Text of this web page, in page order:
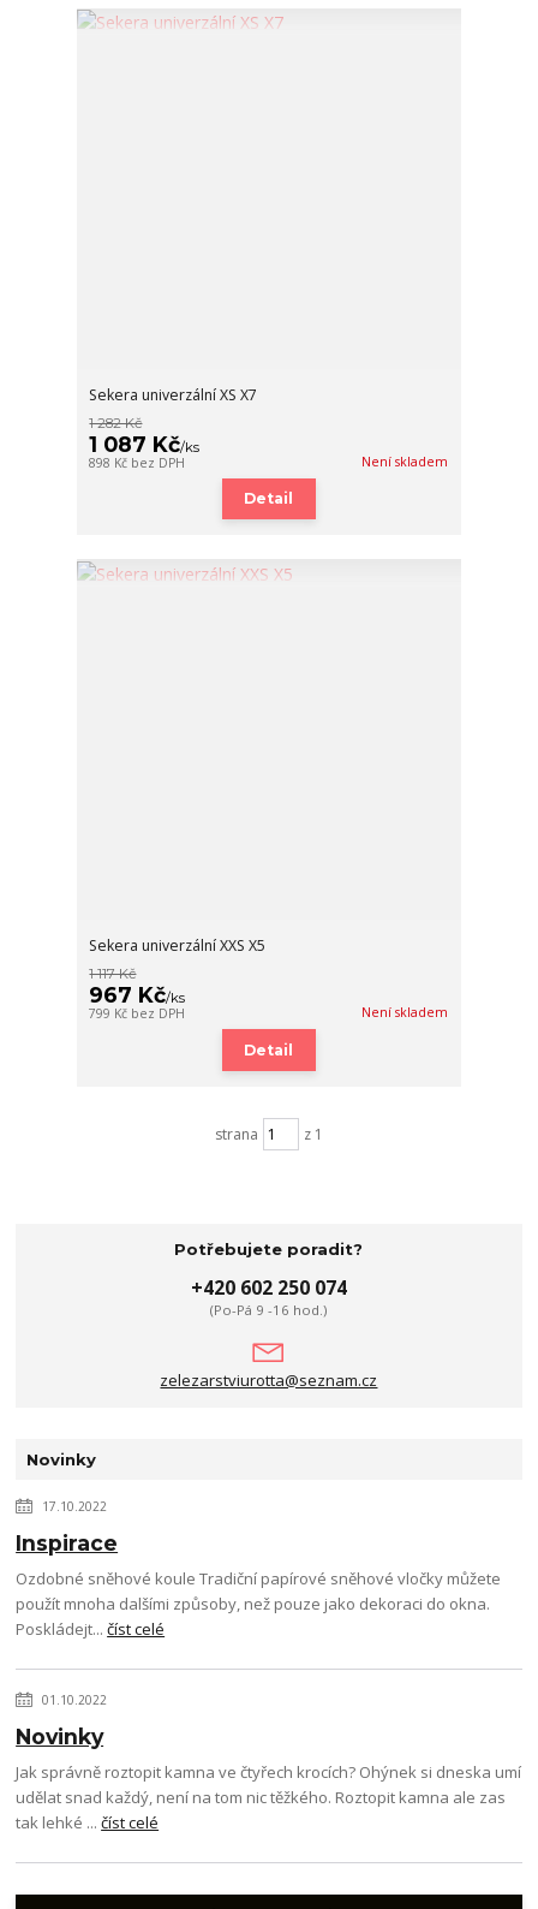
Sekera univerzální XS X7
1 282 Kč
1 087 Kč/ks
898 Kč bez DPH Není skladem
Detail
Sekera univerzální XXS X5
1 117 Kč
967 Kč/ks
799 Kč bez DPH Není skladem
Detail
strana z 1
Potřebujete poradit?
+420 602 250 074
(Po-Pá 9 -16 hod.)
zelezarstviurotta@seznam.cz
Novinky
17.10.2022
Inspirace
Ozdobné sněhové koule Tradiční papírové sněhové vločky můžete
použít mnoha dalšími způsoby, než pouze jako dekoraci do okna.
Poskládejt...číst celé
01.10.2022
Novinky
Jak správně roztopit kamna ve čtyřech krocích? Ohýnek si dneska umí
udělat snad každý, není na tom nic těžkého. Roztopit kamna ale zas
tak lehké ...číst celé